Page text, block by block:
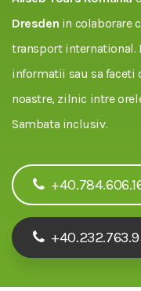
Dresden in colaborare
transport international.
informatii sau sa faceti
noastre, zilnic intre
Sambata inclusiv.